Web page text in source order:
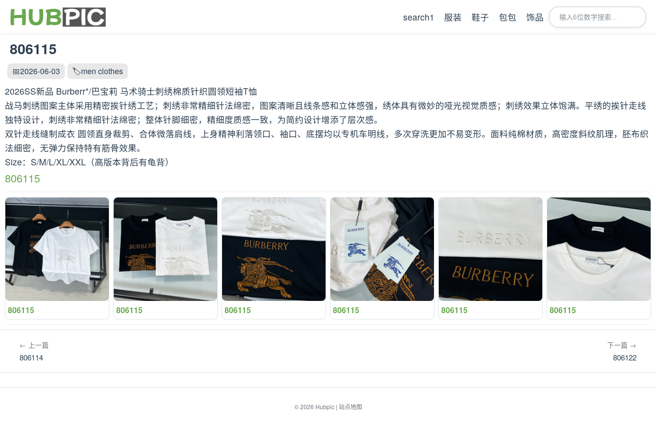
search1 服装 鞋子 包包 饰品
806115
📅2026-06-03 🏷️men clothes
2026SS新品 Burberr*/巴宝莉 马术骑士刺绣棉质针织圆领短袖T恤
战马刺绣图案主体采用精密挨针绣工艺；刺绣非常精细针法绵密，图案清晰且线条感和立体感强，绣体具有微妙的哑光视觉质感；刺绣效果立体饱满。平绣的挨针走线
独特设计，刺绣非常精细针法绵密；整体针脚细密，精细度质感一致，为简约设计增添了层次感。
双针走线缝制成衣 圆领直身裁剪、合体微落肩线，上身精神利落领口、袖口、底摆均以专机车明线，多次穿洗更加不易变形。面料纯棉材质，高密度斜纹肌理，胚布织
法细密，无弹力保持特有筋骨效果。
Size：S/M/L/XL/XXL（高版本背后有龟背）
806115
806115 806115 806115 806115 806115 806115
← 上一篇
806114
下一篇 →
806122
© 2026 Hubpic| 站点地图